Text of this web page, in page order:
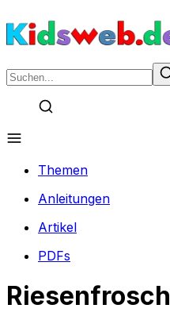
Themen
Anleitungen
Artikel
PDFs
Riesenfrosch